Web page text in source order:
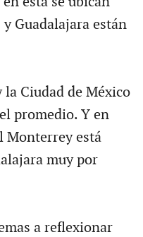
Guadalajara están
la Ciudad de México
promedio. Y en
Monterrey está
muy por
a reflexionar